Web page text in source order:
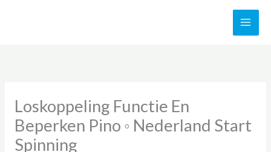
Loskoppeling Functie En
Beperken Pino ◦ Nederland Start
Spinning